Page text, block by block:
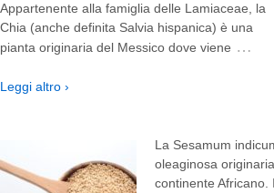
Appartenente alla famiglia delle Lamiaceae, la
Chia (anche definita Salvia hispanica) è una
pianta originaria del Messico dove viene …
Leggi altro ›
La Sesamum
oleaginosa
continente Africano.